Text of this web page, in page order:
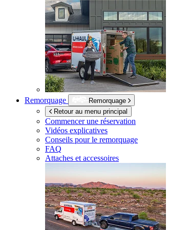
Remorquage
Remorquage
Retour au menu principal
Commencer une réservation
Vidéos explicatives
Conseils pour le remorquage
FAQ
Attaches et accessoires